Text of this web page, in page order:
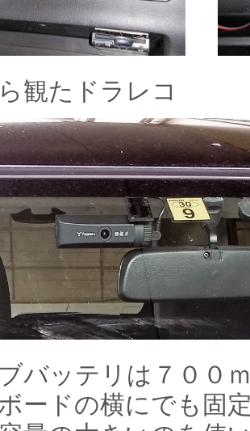
観たドラレコ
バッテリは７００
ードの横にでも固